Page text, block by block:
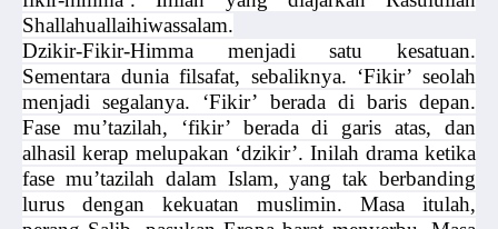
Shallahuallaihiwassalam.
Dzikir-Fikir-Himma menjadi satu kesatuan.
Sementara dunia filsafat, sebaliknya. ‘Fikir’ seolah
menjadi segalanya. ‘Fikir’ berada di baris depan.
Fase mu’tazilah, ‘fikir’ berada di garis atas, dan
alhasil kerap melupakan ‘dzikir’. Inilah drama ketika
fase mu’tazilah dalam Islam, yang tak berbanding
lurus dengan kekuatan muslimin. Masa itulah,